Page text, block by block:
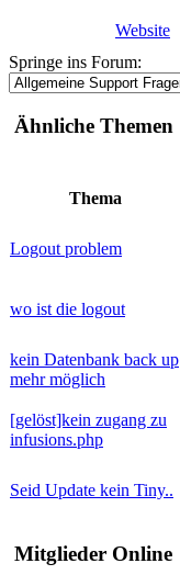
Website
Springe ins Forum:
Ähnliche Themen
Thema
Logout problem
wo ist die logout
kein Datenbank back up
mehr möglich
[gelöst]kein zugang zu
infusions.php
Seid Update kein Tiny..
Mitglieder Online